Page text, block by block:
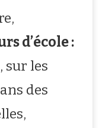
d’école :
sur les
des